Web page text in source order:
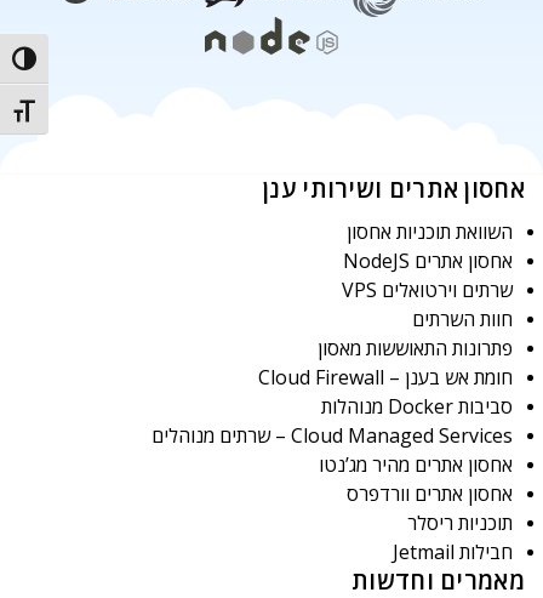
אחסון אתרים ושירותי ענן
השוואת תוכניות אחסון
אחסון אתרים NodeJS
שרתים וירטואלים VPS
חוות השרתים
פתרונות התאוששות מאסון
חומת אש בענן – Cloud Firewall
סביבות Docker מנוהלות
Cloud Managed Services – שרתים מנוהלים
אחסון אתרים מהיר מג’נטו
אחסון אתרים וורדפרס
תוכניות ריסלר
חבילות Jetmail
מאמרים וחדשות